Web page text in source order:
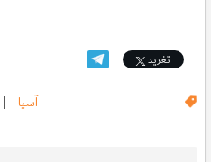
تغريد
آسيا |